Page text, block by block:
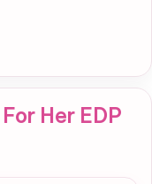
Her EDP